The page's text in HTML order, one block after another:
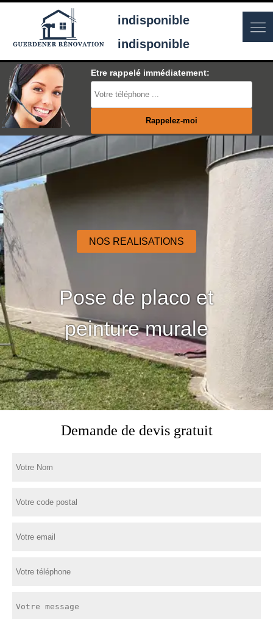
indisponible
indisponible
Etre rappelé immédiatement:
NOS REALISATIONS
Pose de placo et
peinture murale
Demande de devis gratuit